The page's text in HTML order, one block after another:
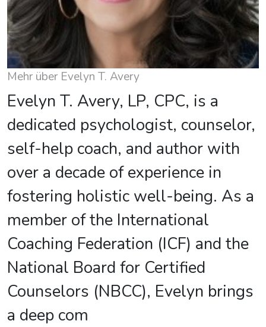
Mehr über Evelyn T. Avery
Evelyn T. Avery, LP, CPC, is a
dedicated psychologist, counselor,
self-help coach, and author with
over a decade of experience in
fostering holistic well-being. As a
member of the International
Coaching Federation (ICF) and the
National Board for Certified
Counselors (NBCC), Evelyn brings
a deep com